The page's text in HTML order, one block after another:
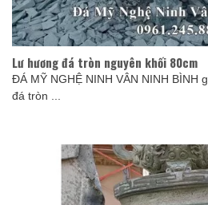
Lư hương đá tròn nguyên khối 80cm
ĐÁ MỸ NGHỆ NINH VÂN NINH BÌNH
đá tròn ...